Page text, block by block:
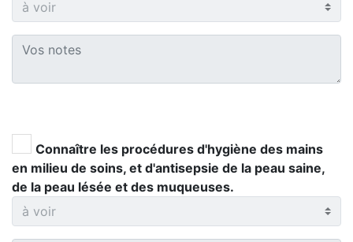
Connaître les procédures d'hygiène des mains
en milieu de soins, et d'antisepsie de la peau saine,
de la peau lésée et des muqueuses.